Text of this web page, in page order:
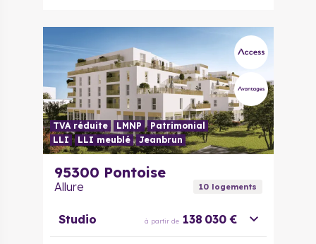
TVA réduite LMNP
Patrimonial
LLI
LLI meublé Jeanbrun
95300 Pontoise
Allure 10logements
Studio à partir de 138 030 €